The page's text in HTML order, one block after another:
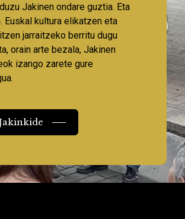
Jakinen ondare guztia. Eta
Euskal kultura elikatzen eta
jarraitzeko berritu dugu
orain arte bezala, Jakinen
izango zarete gure